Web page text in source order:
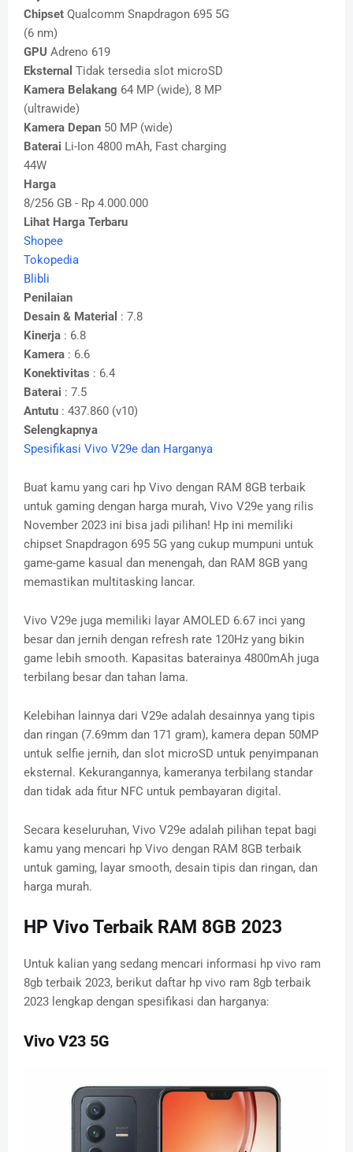
Chipset Qualcomm Snapdragon 695 5G
(6 nm)
GPU Adreno 619
Eksternal Tidak tersedia slot microSD
Kamera Belakang 64 MP (wide), 8 MP
(ultrawide)
Kamera Depan 50 MP (wide)
Baterai Li-Ion 4800 mAh, Fast charging
44W
Harga
8/256 GB - Rp 4.000.000
Lihat Harga Terbaru
Shopee
Tokopedia
Blibli
Penilaian
Desain & Material : 7.8
Kinerja : 6.8
Kamera : 6.6
Konektivitas : 6.4
Baterai : 7.5
Antutu : 437.860 (v10)
Selengkapnya
Spesifikasi Vivo V29e dan Harganya
Buat kamu yang cari hp Vivo dengan RAM 8GB terbaik
untuk gaming dengan harga murah, Vivo V29e yang rilis
November 2023 ini bisa jadi pilihan! Hp ini memiliki
chipset Snapdragon 695 5G yang cukup mumpuni untuk
game-game kasual dan menengah, dan RAM 8GB yang
memastikan multitasking lancar.
Vivo V29e juga memiliki layar AMOLED 6.67 inci yang
besar dan jernih dengan refresh rate 120Hz yang bikin
game lebih smooth. Kapasitas baterainya 4800mAh juga
terbilang besar dan tahan lama.
Kelebihan lainnya dari V29e adalah desainnya yang tipis
dan ringan (7.69mm dan 171 gram), kamera depan 50MP
untuk selfie jernih, dan slot microSD untuk penyimpanan
eksternal. Kekurangannya, kameranya terbilang standar
dan tidak ada fitur NFC untuk pembayaran digital.
Secara keseluruhan, Vivo V29e adalah pilihan tepat bagi
kamu yang mencari hp Vivo dengan RAM 8GB terbaik
untuk gaming, layar smooth, desain tipis dan ringan, dan
harga murah.
HP Vivo Terbaik RAM 8GB 2023
Untuk kalian yang sedang mencari informasi hp vivo ram
8gb terbaik 2023, berikut daftar hp vivo ram 8gb terbaik
2023 lengkap dengan spesifikasi dan harganya:
Vivo V23 5G